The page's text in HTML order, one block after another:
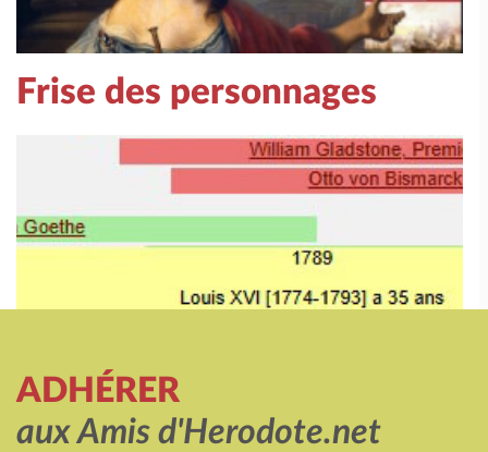
Frise des personnages
ADHÉRER
aux Amis d'Herodote.net